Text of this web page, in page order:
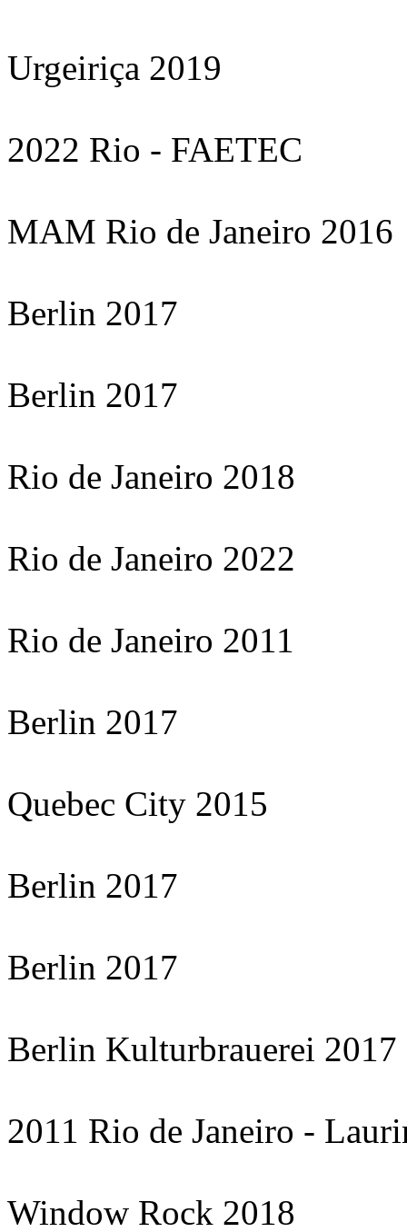
Urgeiriça 2019
2022 Rio - FAETEC
MAM Rio de Janeiro 2016
Berlin 2017
Berlin 2017
Rio de Janeiro 2018
Rio de Janeiro 2022
Rio de Janeiro 2011
Berlin 2017
Quebec City 2015
Berlin 2017
Berlin 2017
Berlin Kulturbrauerei 2017
2011 Rio de Janeiro -
Window Rock 2018